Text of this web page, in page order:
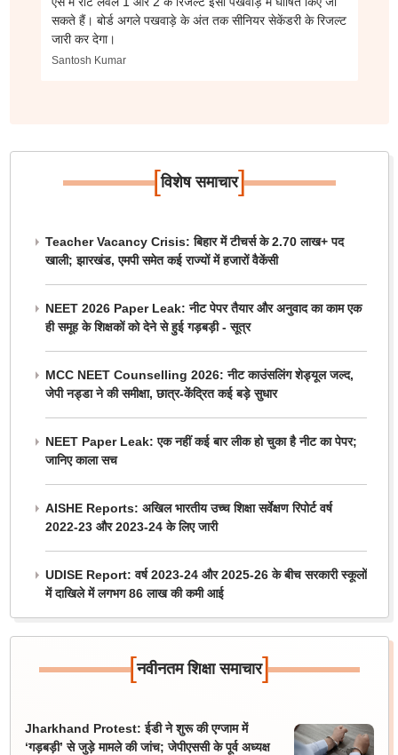
सकते हैं। बोर्ड अगले पखवाड़े के अंत तक सीनियर सेकेंडरी के रिजल्ट
जारी कर देगा।
Santosh Kumar
[विशेष समाचार]
Teacher Vacancy Crisis: बिहार में टीचर्स के 2.70 लाख+ पद
खाली; झारखंड, एमपी समेत कई राज्यों में हजारों वैकेंसी
NEET 2026 Paper Leak: नीट पेपर तैयार और अनुवाद का काम एक
ही समूह के शिक्षकों को देने से हुई गड़बड़ी - सूत्र
MCC NEET Counselling 2026: नीट काउंसलिंग शेड्यूल जल्द,
जेपी नड्डा ने की समीक्षा, छात्र-केंद्रित कई बड़े सुधार
NEET Paper Leak: एक नहीं कई बार लीक हो चुका है नीट का पेपर;
जानिए काला सच
AISHE Reports: अखिल भारतीय उच्च शिक्षा सर्वेक्षण रिपोर्ट वर्ष
2022-23 और 2023-24 के लिए जारी
UDISE Report: वर्ष 2023-24 और 2025-26 के बीच सरकारी स्कूलों
में दाखिले में लगभग 86 लाख की कमी आई
[नवीनतम शिक्षा समाचार]
Jharkhand Protest: ईडी ने शुरू की एग्जाम में
‘गड़बड़ी’ से जुड़े मामले की जांच; जेपीएससी के पूर्व अध्यक्ष